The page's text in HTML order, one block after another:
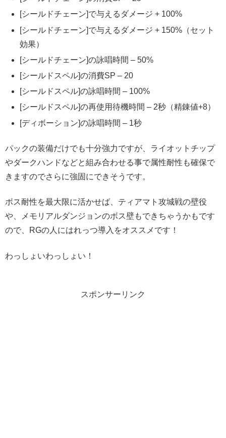
[シールドチェーン]で与えるダメージ + 100%
[シールドチェーン]で与えるダメージ + 150%（セット
効果）
[シールドチェーン]の詠唱時間 – 50%
[シールドスペル]の消費SP – 20
[シールドスペル]の詠唱時間 – 100%
[シールドスペル]の再使用待機時間 – 2秒（精錬値+8）
[ディボーション]の詠唱時間 – 1秒
パックの装備だけでも十分強力ですが、ライオットチップ
やダークハンドなどと組み合わせる事で属性耐性も確保で
きますのでさらに強固にできそうです。
ボス耐性を最大限に活かせば、ティアマト攻城戦の壁役
や、メモリアルダンジョンのボス壁もできちゃうかもです
ので、RGの人にはれっつ導入をオススメです！
わっしょいわっしょい！
スポンサーリンク